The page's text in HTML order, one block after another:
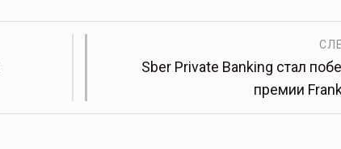
Sber Private Banking стал
премии